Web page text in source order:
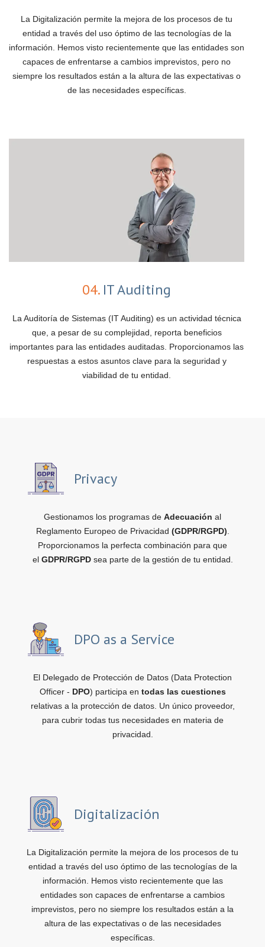
La Digitalización permite la mejora de los procesos de tu
entidad a través del uso óptimo de las tecnologías de la
información. Hemos visto recientemente que las entidades son
capaces de enfrentarse a cambios imprevistos, pero no
siempre los resultados están a la altura de las expectativas o
de las necesidades específicas.
04.IT Auditing
La Auditoría de Sistemas (IT Auditing) es un actividad técnica
que, a pesar de su complejidad, reporta beneficios
importantes para las entidades auditadas. Proporcionamos las
respuestas a estos asuntos clave para la seguridad y
viabilidad de tu entidad.
Privacy
Gestionamos los programas de Adecuación al
Reglamento Europeo de Privacidad (GDPR/RGPD)
Proporcionamos la perfecta combinación para que
el GDPR/RGPDsea parte de la gestión de tu entidad.
DPO as a Service
El Delegado de Protección de Datos (Data Protection
Officer - DPO) participa en todas las cuestiones
relativas a la protección de datos. Un único proveedor,
para cubrir todas tus necesidades en materia de
privacidad.
Digitalización
La Digitalización permite la mejora de los procesos de tu
entidad a través del uso óptimo de las tecnologías de la
información. Hemos visto recientemente que las
entidades son capaces de enfrentarse a cambios
imprevistos, pero no siempre los resultados están a la
altura de las expectativas o de las necesidades
específicas.